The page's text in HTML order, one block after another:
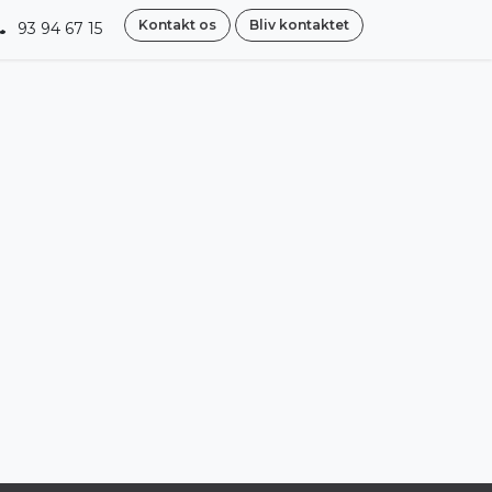
93 94 67 15 Kontakt os Bliv kontaktet